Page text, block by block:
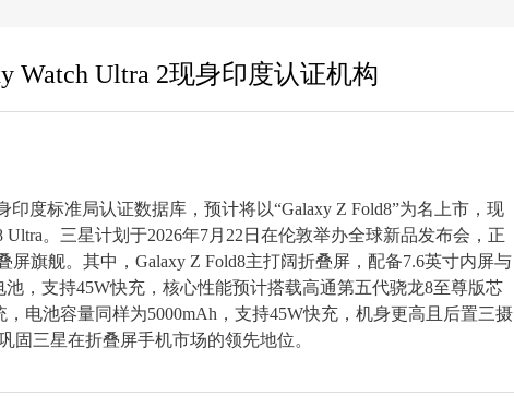
Watch Ultra 2现身印度认证机构
度标准局认证数据库，预计将以“Galaxy Z Fold8”为名上市，现
。三星计划于2026年7月22日在伦敦举办全球新品发布会，正
屏旗舰。其中，Galaxy Z Fold8主打阔折叠屏，配备7.6英寸内屏与
，支持45W快充，核心性能预计搭载高通第五代骁龙8至尊版芯
电池容量同样为5000mAh，支持45W快充，机身更高且后置三摄
固三星在折叠屏手机市场的领先地位。